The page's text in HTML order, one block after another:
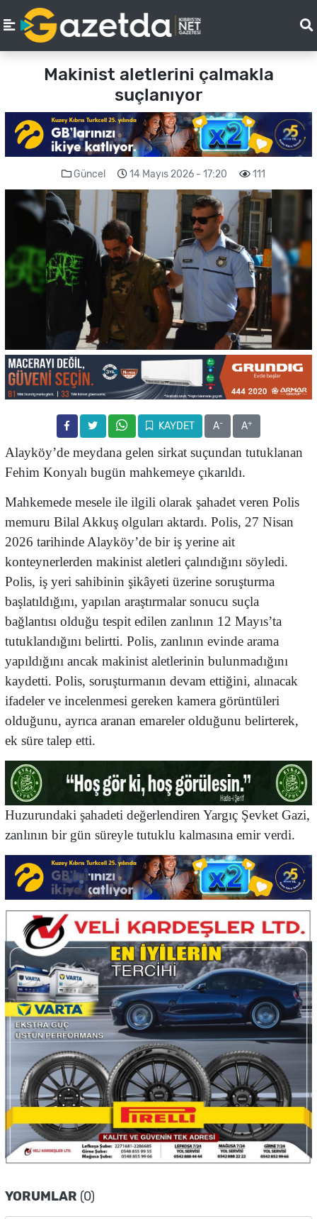
Makinist aletlerini çalmakla
suçlanıyor
Güncel 14 Mayıs 2026 - 17:20 111
KAYDET A- A+
Alayköy’de meydana gelen sirkat suçundan tutuklanan
Fehim Konyalı bugün mahkemeye çıkarıldı.
Mahkemede mesele ile ilgili olarak şahadet veren Polis
memuru Bilal Akkuş olguları aktardı. Polis, 27 Nisan
2026 tarihinde Alayköy’de bir iş yerine ait
konteynerlerden makinist aletleri çalındığını söyledi.
Polis, iş yeri sahibinin şikâyeti üzerine soruşturma
başlatıldığını, yapılan araştırmalar sonucu suçla
bağlantısı olduğu tespit edilen zanlının 12 Mayıs’ta
tutuklandığını belirtti. Polis, zanlının evinde arama
yapıldığını ancak makinist aletlerinin bulunmadığını
kaydetti. Polis, soruşturmanın devam ettiğini, alınacak
ifadeler ve incelenmesi gereken kamera görüntüleri
olduğunu, ayrıca aranan emareler olduğunu belirterek,
ek süre talep etti.
Huzurundaki şahadeti değerlendiren Yargıç Şevket Gazi,
zanlının bir gün süreyle tutuklu kalmasına emir verdi.
YORUMLAR (0)